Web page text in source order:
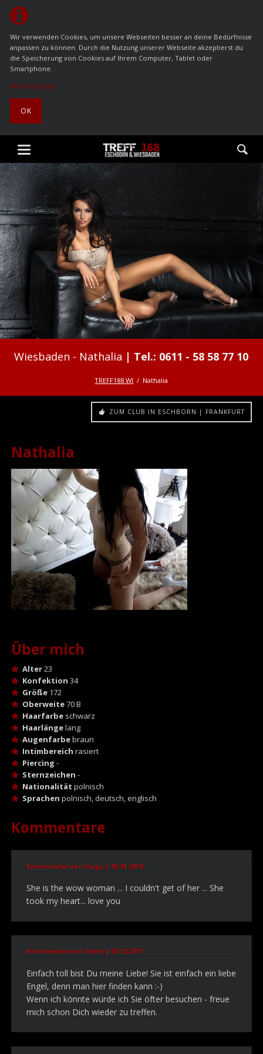
Wir verwenden Cookies, um unsere Webseiten besser an deine Bedürfnisse
anpassen zu können. Durch die Nutzung unserer Webseite akzeptierst du
die Speicherung von Cookies auf Ihrem Computer, Tablet oder
Smartphone.
Mehr Details
OK
Nathalia
TREFF188 WI Nathalia
ZUM CLUB IN ESCHBORN | FRANKFURT
Nathalia
Über mich
Alter23
Konfektion 34
Größe172
Oberweite70 B
Haarfarbeschwarz
Haarlängelang
Augenfarbebraun
Intimbereich rasiert
Piercing -
Sternzeichen -
Nationalität polnisch
Sprachen polnisch, deutsch, englisch
Kommentare
Kommentar von Hugo | 05.01.2018
She is the wow woman ... I couldn't get of her ... She
took my heart... love you
Kommentar von Steve | 03.12.2017
Einfach toll bist Du meine Liebe! Sie ist einfach ein liebe
Engel, denn man hier finden kann :-)
Wenn ich könnte würde ich Sie öfter besuchen - freue
mich schon Dich wieder zu treffen.